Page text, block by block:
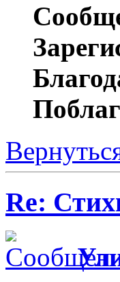
Re: